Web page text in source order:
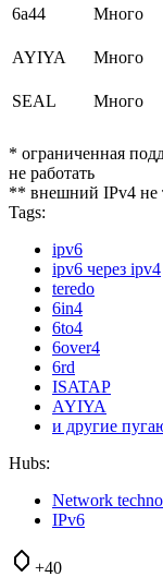
6a44 Много
AYIYA
Много
SEAL Много
* ограниченная
не работать
** внешний IPv4 не
Tags:
ipv6
ipv6 через ipv4
teredo
6in4
6to4
6over4
6rd
ISATAP
AYIYA
и другие
Hubs:
Network
IPv6
+40